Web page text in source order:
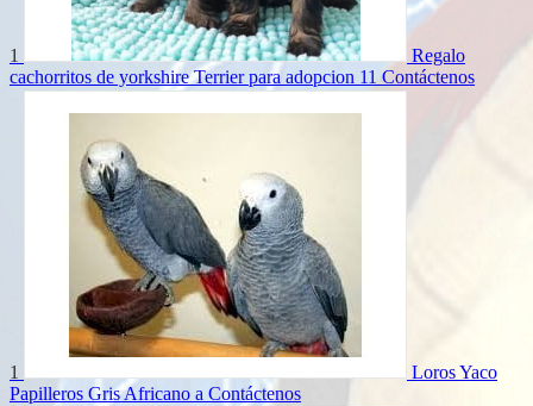
1
Regalo
cachorritos de yorkshire Terrier para adopcion 11 Contáctenos
1
Loros Yaco
Papilleros Gris Africano a Contáctenos